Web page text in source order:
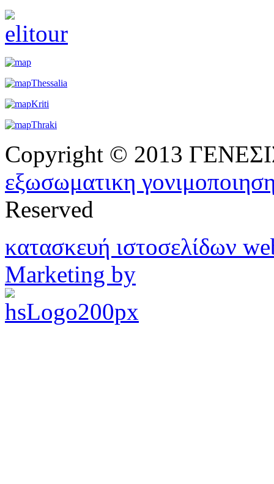
Copyright © 2013
εξωσωματικη
Reserved
κατασκευή ιστοσελίδων
Marketing by